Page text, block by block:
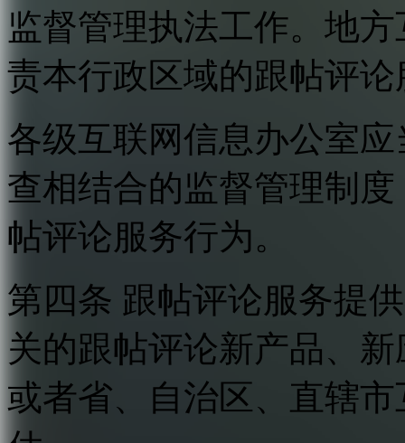
监督管理执法工作。地
责本行政区域的跟帖评
各级互联网信息办公室
查相结合的监督管理制
帖评论服务行为。
第四条 跟帖评论服务提
关的跟帖评论新产品、
或者省、自治区、直辖